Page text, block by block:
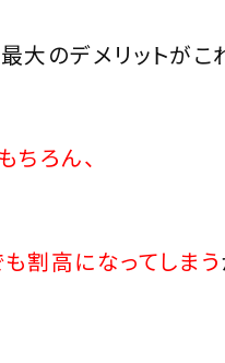
大のデメリットがこ
ちろん、
割高になってしまう